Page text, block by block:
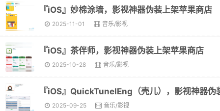
『iOS』妙棉涂墙，影视神器伪装上架苹果商店
2025-11-01 音乐/影视
『iOS』茶伴师，影视神器伪装上架苹果商店
2025-10-28 音乐/影视
2025-09-25 音乐/影视